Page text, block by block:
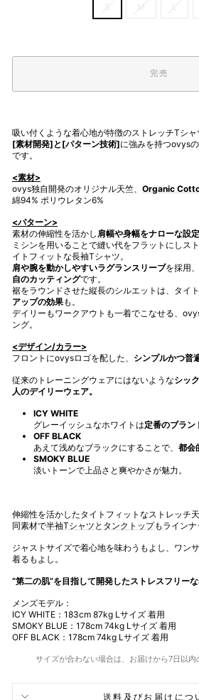
S M L
完売
吸い付くような着心地が特徴のストレッチTシャ
[素材開発]と[パターン技術]に強みを持つovys
です。
<素材>
ovys独自開発のオリジナル天竺、 Organic
綿94% ポリウレタン6%
<パターン>
素材の伸縮性を活かし 肩幅や身幅をナローな設定
ミシンを用いることで縫い代をフラットにしス
イトフィットな長袖Tシャツ。
肩や腕を動かしやすいラグランスリーブを採用、
自のカッティングです。
裾をラウンドさせた縦長のシルエットは、タイ
アップの効果も。
デイリーもワークアウトも一着でこなせる、
ング。
<デザイン/カラー>
フロントにovysロゴを配した、 シンプルかつ普
従来のトレーニングウェアにはないようなシッ
人のデイリーウェア。
ICY WHITE
グレーイッシュなホワイトは定番のブラン
OFF BLACK
あえて浅めなブラックにすることで、 都会
SMOKY BLUE
淡いトーンで上品さと爽やかさが魅力。
伸縮性を活かしたタイトフィットなストレッチ天
同素材で半袖Tシャツ と タンクトップもラインナ
ジャストサイズで着心地を味わうもよし、ワン
着るもよし。
“第二の肌”を目指して開発したストレスフリー
メンズモデル：
ICY WHITE： 183cm 87kg Lサイズ 着用
SMOKY BLUE ：178cm 74kg Lサイズ 着用
OFF BLACK：178cm 74kg Lサイズ 着用
サイズが合わない場合は、お届けから7日以内
送料及びお届けにつ